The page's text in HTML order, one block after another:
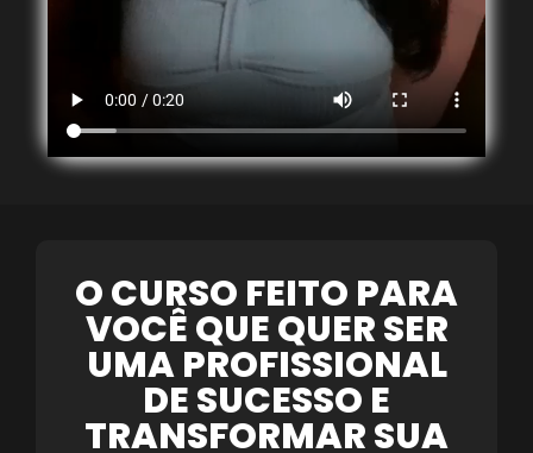
O CURSO FEITO PARA
VOCÊ QUE QUER SER
UMA PROFISSIONAL
DE SUCESSO E
TRANSFORMAR SUA